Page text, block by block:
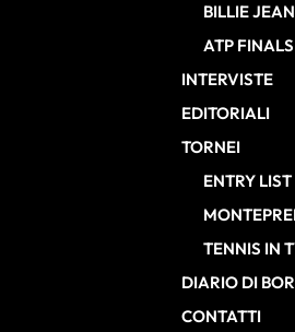
BILLIE
ATP FINALS
INTERVISTE
EDITORIALI
TORNEI
ENTRY LIST
TENNIS IN
DIARIO DI
CONTATTI